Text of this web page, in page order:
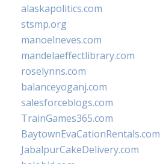
alaskapolitics.com
stsmp.org
manoelneves.com
mandelaeffectlibrary.com
roselynns.com
balanceyoganj.com
salesforceblogs.com
TrainGames365.com
BaytownEvaCationRentals.com
JabalpurCakeDelivery.com